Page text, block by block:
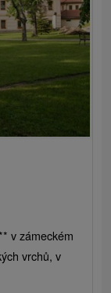
v zámeckém
vrchů, v